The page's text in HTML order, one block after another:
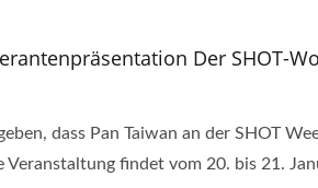
Der SHOT-
dass Pan Taiwan an der SHOT
findet vom 20. bis 21.